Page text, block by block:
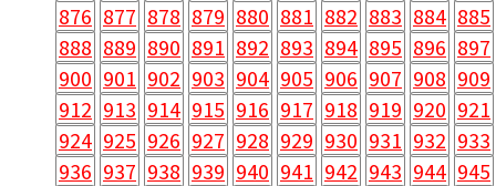
876 877 878 879 880 881 882 883 884 885
888 889 890 891 892 893 894 895 896 897
900 901 902 903 904 905 906 907 908 909
912 913 914 915 916 917 918 919 920 921
924 925 926 927 928 929 930 931 932 933
936 937 938 939 940 941 942 943 944 945